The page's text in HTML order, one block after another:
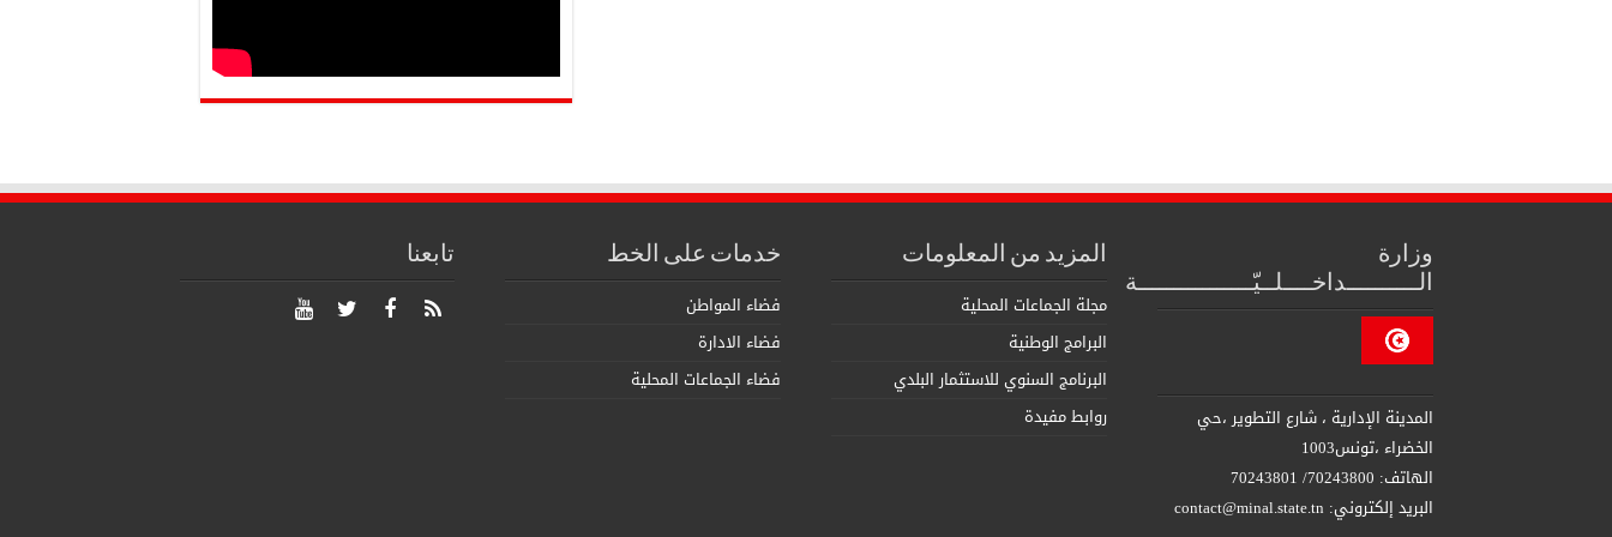
وزارة
الــــــــــداخــــلــيّــــــــــــــــة
المدينة الإدارية ، شارع التطوير ،حي
الخضراء ،تونس1003
الهاتف: 70243800/ 70243801
البريد إلكتروني: contact@minal.state.tn
المزيد من المعلومات
مجلة الجماعات المحلية
البرامج الوطنية
البرنامج السنوي للاستثمار البلدي
روابط مفيدة
خدمات على الخط
فضاء المواطن
فضاء الادارة
فضاء الجماعات المحلية
تابعنا